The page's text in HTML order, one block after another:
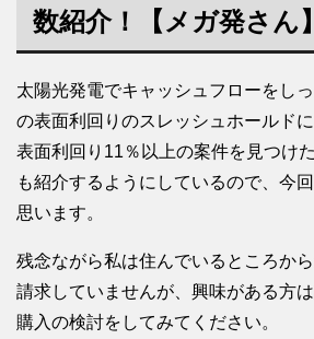
数紹介！【メガ発さん】
太陽光発電でキャッシュフローをし
の表面利回りのスレッシュホールドに
表面利回り11％以上の案件を見つけ
も紹介するようにしているので、今
思います。
残念ながら私は住んでいるところか
請求していませんが、興味がある方
購入の検討をしてみてください。